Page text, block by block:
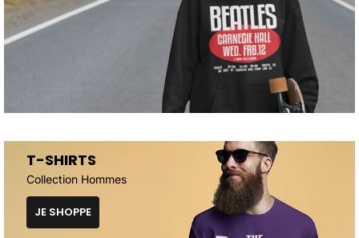
T-SHIRTS
Collection Hommes
JE SHOPPE